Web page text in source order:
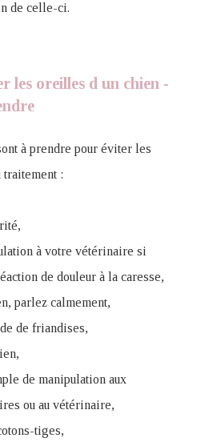
de celle-ci.
les oreilles d un chien -
à prendre pour éviter les
traitement :
à votre vétérinaire si
de douleur à la caresse,
parlez calmement,
de friandises,
de manipulation aux
ou au vétérinaire,
tiges,